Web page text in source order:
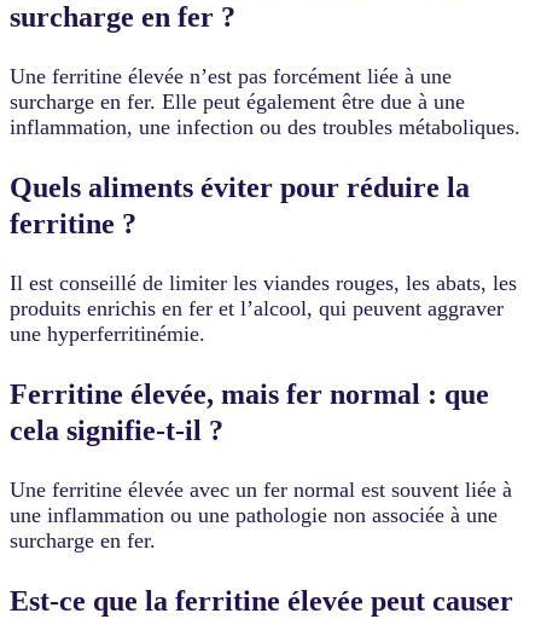
surcharge en fer ?
Une ferritine élevée n’est pas forcément liée à une
surcharge en fer. Elle peut également être due à une
inflammation, une infection ou des troubles métaboliques.
Quels aliments éviter pour réduire la
ferritine ?
Il est conseillé de limiter les viandes rouges, les abats, les
produits enrichis en fer et l’alcool, qui peuvent aggraver
une hyperferritinémie.
Ferritine élevée, mais fer normal : que
cela signifie-t-il ?
Une ferritine élevée avec un fer normal est souvent liée à
une inflammation ou une pathologie non associée à une
surcharge en fer.
Est-ce que la ferritine élevée peut causer